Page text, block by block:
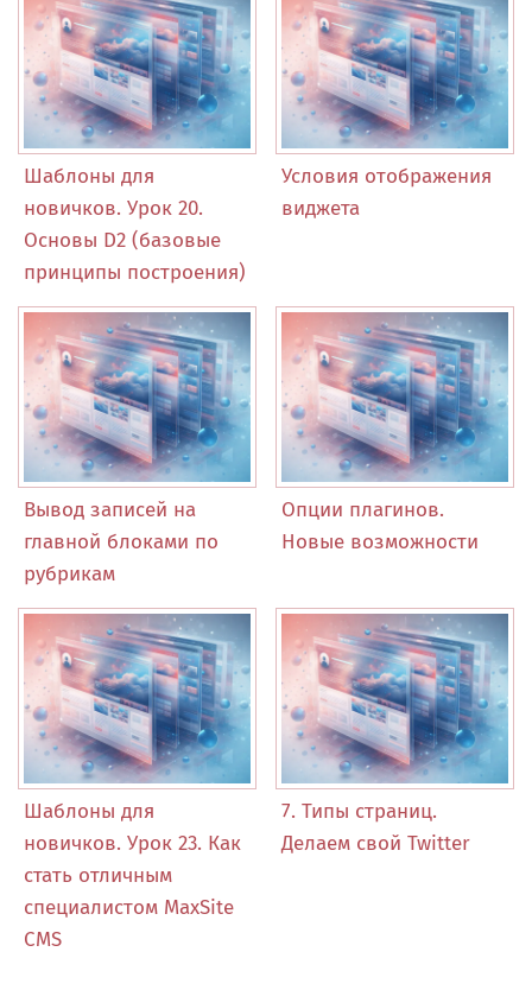
Шаблоны для
новичков. Урок 20.
Основы D2 (базовые
принципы построения)
Условия отображения
виджета
Вывод записей на
главной блоками по
рубрикам
Опции плагинов.
Новые возможности
Шаблоны для
новичков. Урок 23. Как
стать отличным
специалистом MaxSite
CMS
7. Типы страниц.
Делаем свой Twitter